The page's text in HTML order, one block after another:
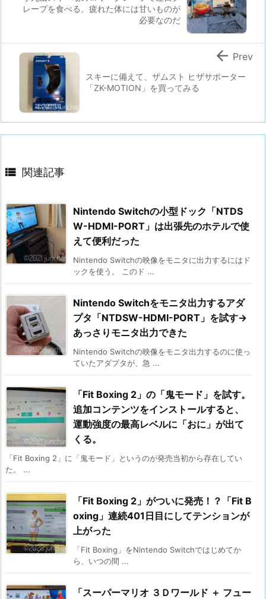
レープを食べる。疲れた体には甘いものが
必要なのだ
スキーに備えて、ザムスト ヒザサポーター
「ZK-MOTION」を買ってみる
 Prev
 関連記事
Nintendo Switchの小型ドック「NTDS
W-HDMI-PORT」は出張先のホテルで使
えて便利だった
Nintendo Switchの映像をモニタに出力するにはド
ックを使う。 このド ...
Nintendo Switchをモニタ出力するアダ
プタ「NTDSW-HDMI-PORT」を試す→
あっさりモニタ出力できた
Nintendo Switchの映像をモニタ出力するのに使っ
ていたアダプタが、急 ...
「Fit Boxing 2」の「鬼モード」を試す。
追加コンテンツをインストールすると、
運動強度の最高レベルに「おに」が出て
くる。
「Fit Boxing 2」に「鬼モード」というのが発売当初から存在してい
た。 ...
「Fit Boxing 2」がついに発売！？「Fit B
oxing」連続401日目にしてテンションが
上がった
「Fit Boxing」をNintendo Switchではじめてか
ら、いつの間 ...
「スーパーマリオ ３Ｄワールド ＋ フュー